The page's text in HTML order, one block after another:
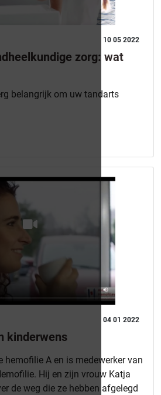
10 05 2022
zorg: wat
belangrijk om uw tandarts
04 01 2022
kinderwens
hemofilie A en is medewerker van
Hij en zijn vrouw Katja
de weg die ze hebben afgelegd